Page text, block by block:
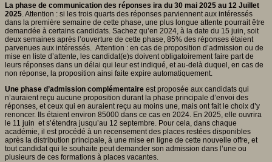
La phase de communication des réponses ira du 30 mai 2025 au 12 Juillet
2025. Attention : si les trois quarts des réponses parviennent aux intéressés
dans la première semaine de cette phase, une plus longue attente pourrait être
demandée à certains candidats. Sachez qu’en 2024, à la date du 15 juin, soit
deux semaines après l’ouverture de cette phase, 85% des réponses étaient
parvenues aux intéressés. Attention : en cas de proposition d’admission ou de
mise en liste d’attente, les candidat(e)s doivent obligatoirement faire part de
leurs réponses dans un délai qui leur est indiqué, et au-delà duquel, en cas de
non réponse, la proposition ainsi faite expire automatiquement.
Une phase d’admission complémentaire est proposée aux candidats qui
n’auraient reçu aucune proposition durant la phase principale d’envoi des
réponses, et ceux qui en auraient reçu au moins une, mais ont fait le choix d’y
renoncer. Ils étaient environ 85000 dans ce cas en 2024. En 2025, elle ouvrira
le 11 juin et s’étendra jusqu’au 12 septembre. Pour cela, dans chaque
académie, il est procédé à un recensement des places restées disponibles
après la distribution principale, à une mise en ligne de cette nouvelle offre, et
tout candidat qui le souhaite peut demander son admission dans l’une ou
plusieurs de ces formations à places vacantes.